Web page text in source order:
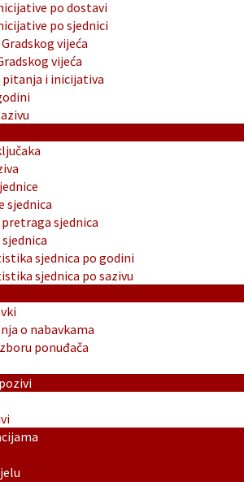
po dostavi
po sjednici
vijeća
vijeća
i inicijativa
sjednica
sjednica
sjednica po godini
sjednica po sazivu
o nabavkama
ponuđača